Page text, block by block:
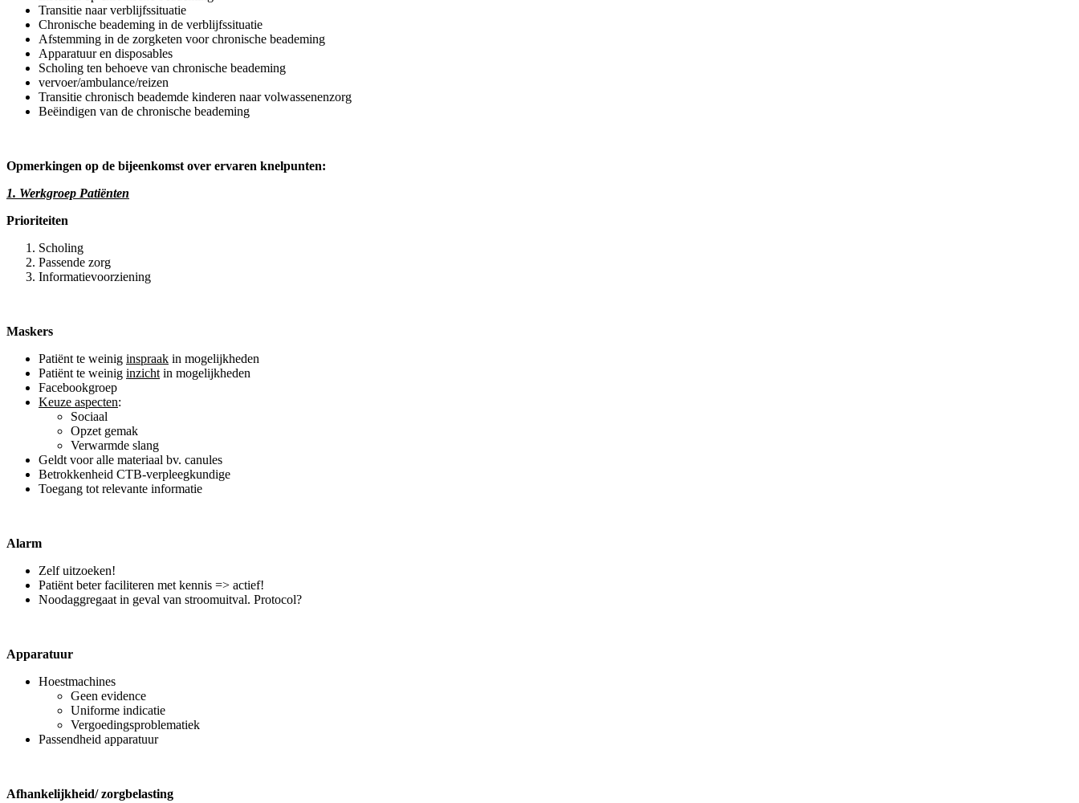
Transitie naar verblijfssituatie
Chronische beademing in de verblijfssituatie
Afstemming in de zorgketen voor chronische beademing
Apparatuur en disposables
Scholing ten behoeve van chronische beademing
vervoer/ambulance/reizen
Transitie chronisch beademde kinderen naar volwassenenzorg
Beëindigen van de chronische beademing
Opmerkingen op de bijeenkomst over ervaren knelpunten:
1. Werkgroep Patiënten
Prioriteiten
Scholing
Passende zorg
Informatievoorziening
Maskers
Patiënt te weinig inspraak in mogelijkheden
Patiënt te weinig inzichtin mogelijkheden
Facebookgroep
Keuze aspecten:
Sociaal
Opzet gemak
Verwarmde slang
Geldt voor alle materiaal bv. canules
Betrokkenheid CTB-verpleegkundige
Toegang tot relevante informatie
Alarm
Zelf uitzoeken!
Patiënt beter faciliteren met kennis => actief!
Noodaggregaat in geval van stroomuitval. Protocol?
Apparatuur
Hoestmachines
Geen evidence
Uniforme indicatie
Vergoedingsproblematiek
Passendheid apparatuur
Afhankelijkheid/ zorgbelasting